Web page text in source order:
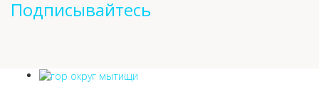
Подписывайтесь